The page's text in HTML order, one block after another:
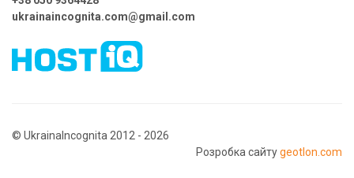
ukrainaincognita.com@gmail.com
© UkrainaIncognita 2012 - 2026
Розробка сайтуgeotlon.com